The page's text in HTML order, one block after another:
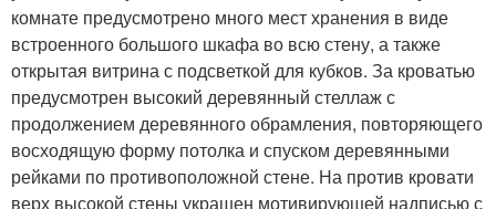
комнате предусмотрено много мест хранения в виде
встроенного большого шкафа во всю стену, а также
открытая витрина с подсветкой для кубков. За кроватью
предусмотрен высокий деревянный стеллаж с
продолжением деревянного обрамления, повторяющего
восходящую форму потолка и спуском деревянными
рейками по противоположной стене. На против кровати
верх высокой стены украшен мотивирующей надписью с